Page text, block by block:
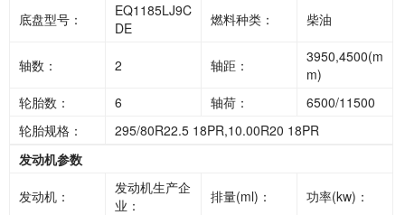
底盘型号：
EQ1185LJ9C
DE
燃料种类： 柴油
轴数： 2 轴距：
3950,4500(m
m)
轮胎数：
6 轴荷：
6500/11500
轮胎规格：
295/80R22.5 18PR,10.00R20 18PR
发动机参数
发动机：
发动机生产企
业：
排量(ml)： 功率(kw)：